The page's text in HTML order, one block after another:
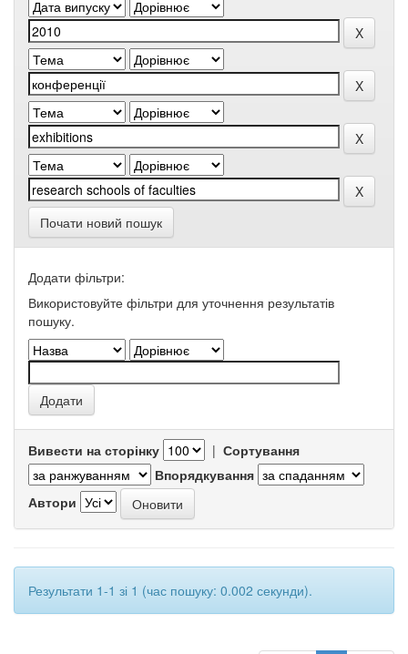
Почати новий пошук
Додати фільтри:
Використовуйте фільтри для уточнення результатів
пошуку.
Вивести на сторінку | Сортування
Впорядкування
Автори
Результати 1-1 зі 1 (час пошуку: 0.002 секунди).